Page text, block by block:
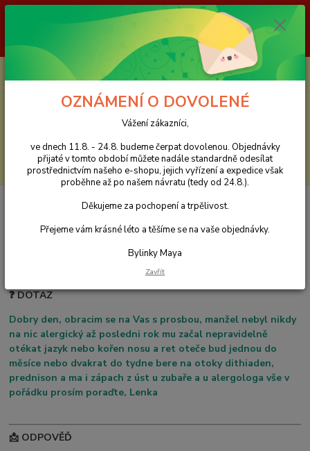
Vážení zákazníci, ve dnech 11.8. - 24.8. budeme čerpat dovolenou.
Objednávky přijaté v tomto období můžete nadále standardně odesílat
prostřednictvím našeho e-shopu, jejich vyřízení a expedice však proběhne
až po našem návratu (tedy od 24.8.). Děkujeme za pochopení a trpělivost.
CZK
Hledat
0
za0 Kč
Bylinková poradna Maya zdarma - Vaše dotazy
Otoky rtů a jazyka, zápach z úst
❓ DOTAZ
Dobry den, obracim se na Vas s prosbou, manžel nebyl nikdy
na nic alergický až posledni rok mu začal nepravidelně
otékat jazyk nebo kořen nosu a ret oteče bud jednou do
měsíce nebo dvakrat do tydne bere na otoky dithiaden,
prednison a ma i zápach z úst u zubaře a u alergologa vše v
pořádku prosím poraďte, Lenka
📩 ODPOVĚĎ
OZNÁMENÍ O DOVOLENÉ
Vážení zákazníci,
ve dnech 11.8. - 24.8. budeme čerpat dovolenou. Objednávky
přijaté v tomto období můžete nadále standardně odesílat
prostřednictvím našeho e-shopu, jejich vyřízení a expedice však
proběhne až po našem návratu (tedy od 24.8.).
Děkujeme za pochopení a trpělivost.
Přejeme vám krásné léto a těšíme se na vaše objednávky.
Bylinky Maya
Zavřít